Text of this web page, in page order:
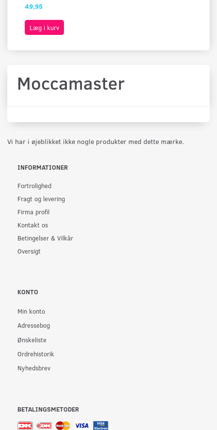
49,95
Læg i kurv
Moccamaster
Vi har i øjeblikket ikke nogle produkter med dette mærke.
INFORMATIONER
Fortrolighed
Fragt og levering
Firma profil
Kontakt os
Betingelser & Vilkår
Oversigt
KONTO
Min konto
Adressebog
Ønskeliste
Ordrehistorik
Nyhedsbrev
BETALINGSMETODER